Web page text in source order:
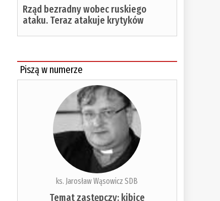
Rząd bezradny wobec ruskiego
ataku. Teraz atakuje krytyków
Piszą w numerze
ks. Jarosław Wąsowicz SDB
Temat zastępczy: kibice